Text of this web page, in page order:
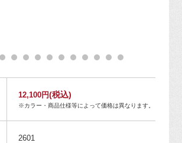
12,100円(税込)
※カラー・商品仕様等によって価格は異なります。
2601